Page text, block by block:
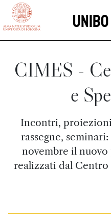
vai al contenuto della pagina
Unibo
CIMES -
e
Incontri,
rassegne,
novembre il
realizzati dal Centro